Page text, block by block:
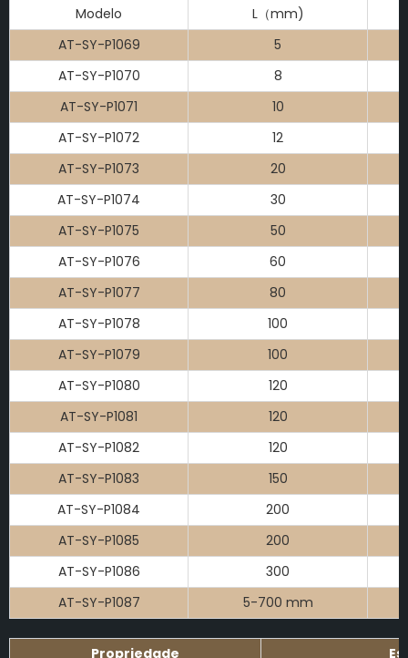
Modelo
L（mm)
AT-SY-P1069
5
AT-SY-P1070
8
AT-SY-P1071
10
AT-SY-P1072
12
AT-SY-P1073
20
AT-SY-P1074
30
AT-SY-P1075
50
AT-SY-P1076
60
AT-SY-P1077
80
AT-SY-P1078
100
AT-SY-P1079
100
AT-SY-P1080
120
AT-SY-P1081
120
AT-SY-P1082
120
AT-SY-P1083
150
AT-SY-P1084
200
AT-SY-P1085
200
AT-SY-P1086
300
AT-SY-P1087
5-700 mm
Propriedade